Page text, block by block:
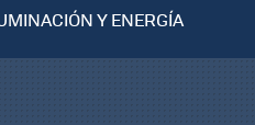
Y ENERGÍA